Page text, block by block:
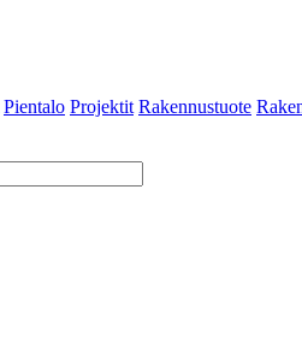
Pientalo Projektit Rakennustuote